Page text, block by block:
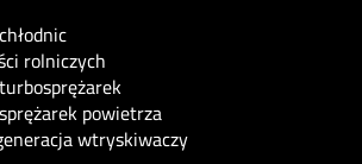
rolniczych
powietrza
wtryskiwaczy